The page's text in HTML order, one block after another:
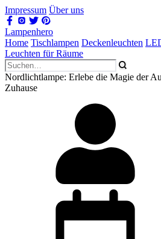
Impressum Über uns
Lampenhero
Home Tischlampen Deckenleuchten
Leuchten für Räume
Nordlichtlampe: Erlebe die Magie der
Zuhause